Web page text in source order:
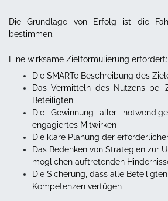
Die Grundlage von Erfolg ist die
bestimmen.
Eine wirksame Zielformulierung erfordert:
Die SMARTe Beschreibung des
Das Vermitteln des Nutzens bei
Beteiligten
Die Gewinnung aller
engagiertes Mitwirken
Die klare Planung der
Das Bedenken von Strategien zur
möglichen auftretenden
Die Sicherung, dass alle
Kompetenzen verfügen